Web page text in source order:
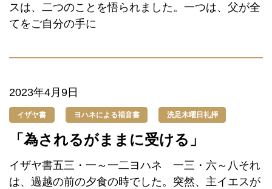
スは、二つのことを悟られました。一つは、父が全
てをご自分の手に
2023年4月9日
イザヤ書 ヨハネによる福音書 洗足木曜日礼拝
「為されるがままに受ける」
イザヤ書五三・一～一二ヨハネ 一三・六～八それ
は、過越の前の夕食の時でした。突然、主イエスが